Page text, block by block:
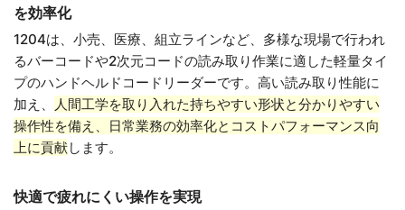
を効率化
1204は、小売、医療、組立ラインなど、多様な現場で行われ
るバーコードや2次元コードの読み取り作業に適した軽量タイ
プのハンドヘルドコードリーダーです。高い読み取り性能に
加え、
人間工学を取り入れた持ちやすい形状と分かりやすい
操作性を備え、日常業務の効率化とコストパフォーマンス向
上に貢献します。
快適で疲れにくい操作を実現